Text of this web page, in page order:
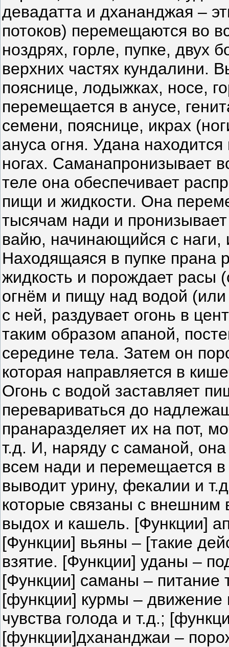
девадатта и дхананджая –
потоков) перемещаются во
ноздрях, горле, пупке, двух
верхних частях кундалини.
пояснице, лодыжках, носе,
перемещается в анусе,
семени, пояснице, икрах
ануса огня. Удана
ногах. Саманапронизывает
теле она обеспечивает
пищи и жидкости. Она
тысячам нади и
вайю, начинающийся с наги,
Находящаяся в пупке прана
жидкость и порождает расы
огнём и пищу над водой
с ней, раздувает огонь в
таким образом апаной,
середине тела. Затем он
которая направляется в
Огонь с водой заставляет
перевариваться до
пранаразделяет их на пот,
т.д. И, наряду с саманой,
всем нади и перемещается
выводит урину, фекалии и
которые связаны с внешним
выдох и кашель. [Функции]
[Функции] вьяны – [такие
взятие. [Функции] уданы –
[Функции] саманы – питание
[функции] курмы – движение
чувства голода и т.д.;
[функции]дхананджаи –